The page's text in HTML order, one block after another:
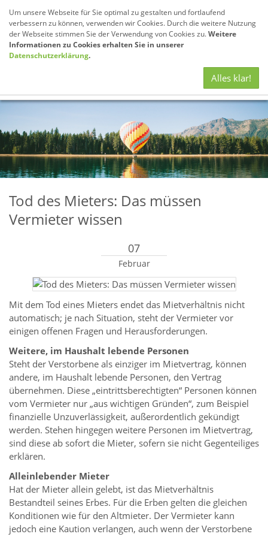
Tod des Mieters: Das müssen
Vermieter wissen
07
Februar
Mit dem Tod eines Mieters endet das Mietverhältnis nicht
automatisch; je nach Situation, steht der Vermieter vor
einigen offenen Fragen und Herausforderungen.
Weitere, im Haushalt lebende Personen
Steht der Verstorbene als einziger im Mietvertrag, können
andere, im Haushalt lebende Personen, den Vertrag
übernehmen. Diese „eintrittsberechtigten“ Personen können
vom Vermieter nur „aus wichtigen Gründen“, zum Beispiel
finanzielle Unzuverlässigkeit, außerordentlich gekündigt
werden. Stehen hingegen weitere Personen im Mietvertrag,
sind diese ab sofort die Mieter, sofern sie nicht Gegenteiliges
erklären.
Alleinlebender Mieter
Hat der Mieter allein gelebt, ist das Mietverhältnis
Bestandteil seines Erbes. Für die Erben gelten die gleichen
Konditionen wie für den Altmieter. Der Vermieter kann
jedoch eine Kaution verlangen, auch wenn der Verstorbene
Um unsere Webseite für Sie optimal zu gestalten und fortlaufend
verbessern zu können, verwenden wir Cookies. Durch die weitere Nutzung
der Webseite stimmen Sie der Verwendung von Cookies zu.Weitere
Informationen zu Cookies erhalten Sie in unserer
Datenschutzerklärung.
Alles klar!